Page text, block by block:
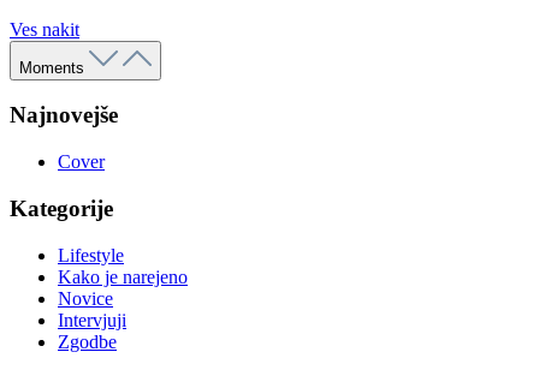
Ves nakit
Moments
Najnovejše
Cover
Kategorije
Lifestyle
Kako je narejeno
Novice
Intervjuji
Zgodbe